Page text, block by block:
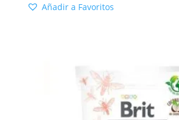
hasta
en
la
Añadir a Favoritos